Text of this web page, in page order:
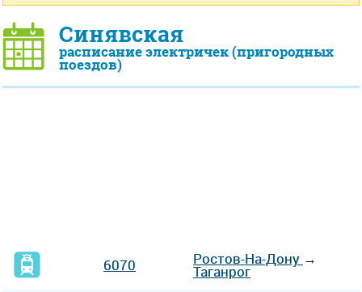
Синявская
расписание электричек (пригородных
поездов)
6070 Ростов-На-Дону →
Таганрог